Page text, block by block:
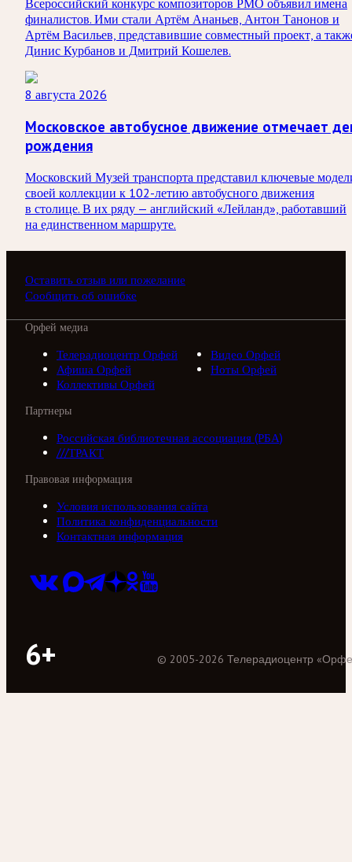
Всероссийский конкурс композиторов РМО объявил имена
финалистов. Ими стали Артём Ананьев, Антон Танонов и
Артём Васильев, представившие совместный проект, а
Динис Курбанов и Дмитрий Кошелев.
8 августа 2026
Московское автобусное движение отмечает
рождения
Московский Музей транспорта представил ключевые
своей коллекции к 102-летию автобусного движения
в столице. В их ряду — английский «Лейланд», работавший
на единственном маршруте.
Оставить отзыв или пожелание
Сообщить об ошибке
Орфей медиа
Телерадиоцентр Орфей
Видео Орфей
Афиша Орфей
Ноты Орфей
Коллективы Орфей
Партнеры
Российская библиотечная ассоциация (РБА)
///ТРАКТ
Правовая информация
Условия использования сайта
Политика конфиденциальности
Контактная информация
6+ © 2005-2026 Телерадиоцентр